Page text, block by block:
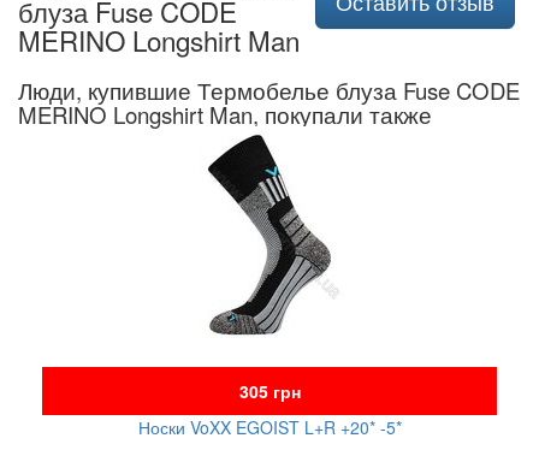
блуза Fuse CODE
MERINO Longshirt Man
Люди, купившие Термобелье блуза Fuse CODE
MERINO Longshirt Man, покупали также
305 грн
Носки VoXX EGOIST L+R +20* -5*